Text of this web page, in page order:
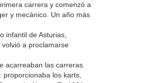
carrera y comenzó a
y mecánico. Un año más
infantil de Asturias,
a proclamarse
acarreaban las carreras.
los karts,